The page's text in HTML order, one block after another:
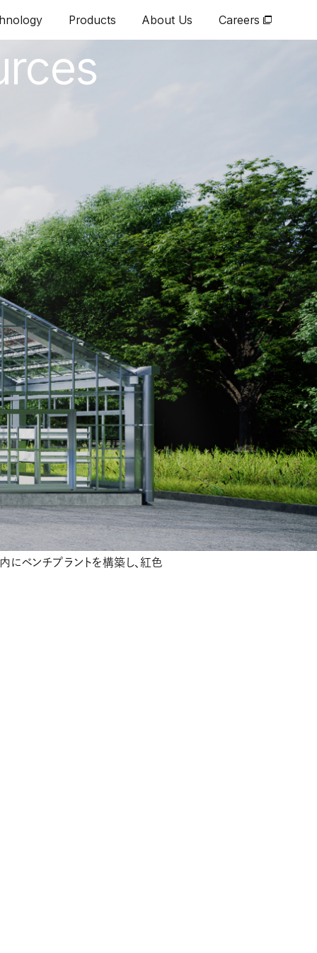
Products About Us Careers
Products About Us Careers
ース＞に採択されたことをお知
学公による取組を支援するも
産モデルの実証に向けて、研究
ベンチプラントを構築し、紅色